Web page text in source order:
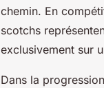
chemin. En
scotchs
exclusivement sur
Dans la